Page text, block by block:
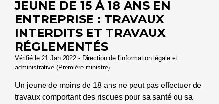
JEUNE DE 15 À 18 ANS EN
ENTREPRISE : TRAVAUX
INTERDITS ET TRAVAUX
RÉGLEMENTÉS
Vérifié le 21 Jan 2022 - Direction de l'information légale et
administrative (Première ministre)
Un jeune de moins de 18 ans ne peut pas effectuer de
travaux comportant des risques pour sa santé ou sa